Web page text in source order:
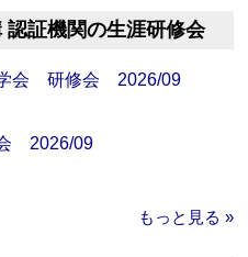
証機関の生涯研修会
学会 研修会 2026/09
2026/09
もっと見る »